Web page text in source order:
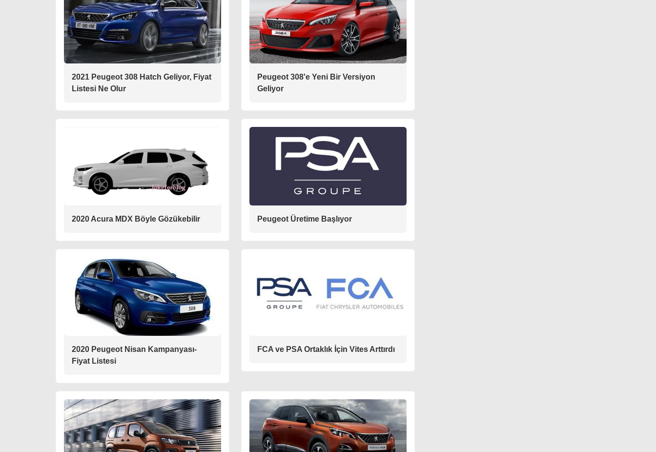
2021 Peugeot 308 Hatch Geliyor, Fiyat
Listesi Ne Olur
Peugeot 308'e Yeni Bir Versiyon
Geliyor
2020 Acura MDX Böyle Gözükebilir Peugeot Üretime Başlıyor
2020 Peugeot Nisan Kampanyası-
Fiyat Listesi
FCA ve PSA Ortaklık İçin Vites Arttırdı